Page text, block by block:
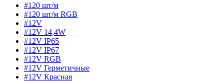
#120 шт/м
#120 шт/м RGB
#12V
#12V 14,4W
#12V IP65
#12V IP67
#12V RGB
#12V Герметичные
#12V Красная